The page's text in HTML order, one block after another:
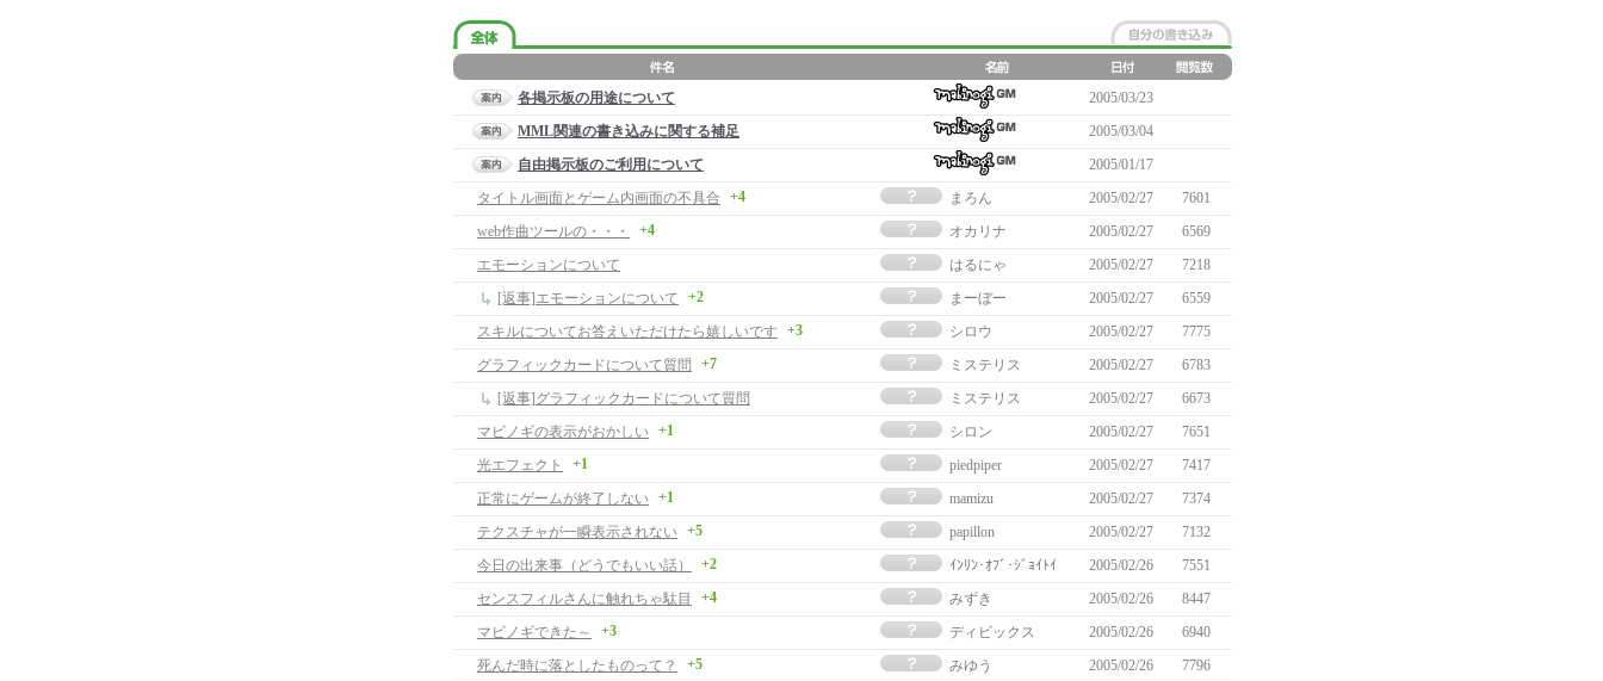
各掲示板の用途について
2005/03/23
MML関連の書き込みに関する補足
2005/03/04
自由掲示板のご利用について
2005/01/17
タイトル画面とゲーム内画面の不具合
+4 まろん 2005/02/27
7601
web作曲ツールの・・・
+4 オカリナ 2005/02/27
6569
エモーションについて
はるにゃ 2005/02/27
7218
[返事]エモーションについて
+2 まーぼー 2005/02/27
6559
スキルについてお答えいただけたら嬉しいです
+3 シロウ 2005/02/27
7775
グラフィックカードについて質問
+7 ミステリス 2005/02/27
6783
[返事]グラフィックカードについて質問
ミステリス 2005/02/27
6673
マビノギの表示がおかしい +1 シロン 2005/02/27
7651
光エフェクト
+1 piedpiper 2005/02/27
7417
正常にゲームが終了しない +1 mamizu 2005/02/27
7374
テクスチャが一瞬表示されない +5 papillon 2005/02/27
7132
今日の出来事（どうでもいい話）
+2 ｲﾝﾘﾝ･ｵﾌﾞ･ｼﾞｮｲﾄｲ 2005/02/26
7551
センスフィルさんに触れちゃ駄目
+4 みずき 2005/02/26
8447
マビノギできた～
+3 ディビックス 2005/02/26
6940
死んだ時に落としたものって？
+5 みゆう 2005/02/26
7796